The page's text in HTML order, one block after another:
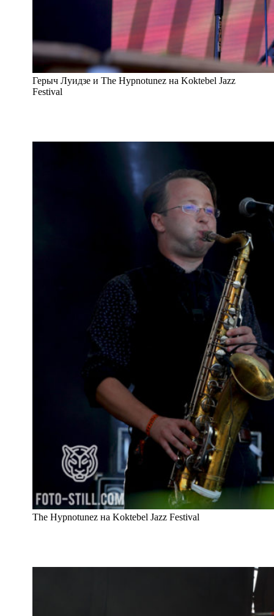
Герыч Луидзе и The Hypnotunez на Koktebel Jazz
Festival
The Hypnotunez на Koktebel Jazz Festival